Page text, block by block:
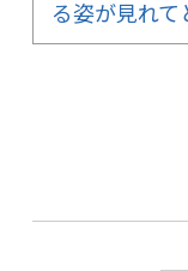
る姿が見れて